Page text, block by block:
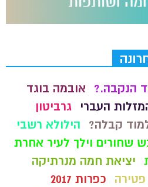
הנקבה.?
אובמה בוגד
העברי
גרביטון
קבלה?
הילולא רשבי
שחורים וילך לעיר אחרת
יציאת חמה מנרתיקה
כפרות 2017